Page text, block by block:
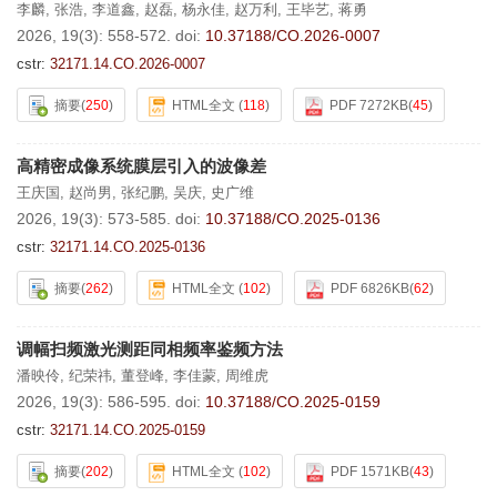
李麟, 张浩, 李道鑫, 赵磊, 杨永佳, 赵万利 , 王毕艺, 蒋勇
2026, 19(3): 558-572. doi: 10.37188/CO.2026-0007
cstr: 32171.14.CO.2026-0007
摘要(250) HTML全文 (118) PDF 7272KB(45)
高精密成像系统膜层引入的波像差
王庆国 , 赵尚男 , 张纪鹏, 吴庆, 史广维
2026, 19(3): 573-585. doi: 10.37188/CO.2025-0136
cstr: 32171.14.CO.2025-0136
摘要(262) HTML全文 (102) PDF 6826KB(62)
调幅扫频激光测距同相频率鉴频方法
潘映伶, 纪荣祎, 董登峰, 李佳蒙, 周维虎
2026, 19(3): 586-595. doi: 10.37188/CO.2025-0159
cstr: 32171.14.CO.2025-0159
摘要(202) HTML全文 (102) PDF 1571KB(43)